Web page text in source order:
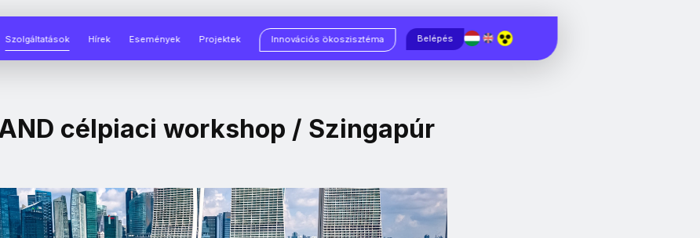
Szolgáltatások Hírek Események Projektek Innovációs ökoszisztéma Belépés Magyar
English
célpiaci workshop / Szingapúr